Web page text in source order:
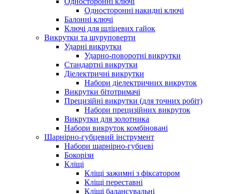
Односторонні накидні ключі
Балонні ключі
Ключі для шліцевих гайок
Викрутки та шуруповерти
Ударні викрутки
Ударно-поворотні викрутки
Стандартні викрутки
Діелектричні викрутки
Набори діелектричних викруток
Викрутки бітотримачі
Прецизійні викрутки (для точних робіт)
Набори прецизійних викруток
Викрутки для золотника
Набори викруток комбіновані
Шарнірно-губцевий інструмент
Набори шарнірно-губцеві
Бокорізи
Кліщі
Кліщі зажимні з фіксатором
Кліщі переставні
Кліщі балансувальні